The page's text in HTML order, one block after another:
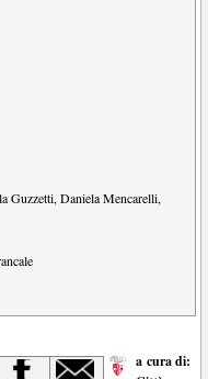
Guzzetti,Daniela Mencarelli,
a cura di: